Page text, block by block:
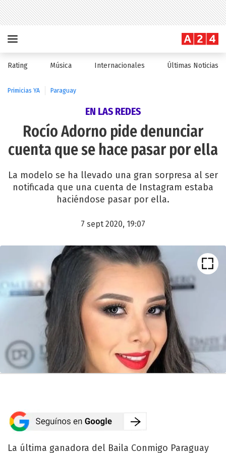
Rating Música Internacionales Últimas Noticias
Primicias YA Paraguay
EN LAS REDES
Rocío Adorno pide denunciar
cuenta que se hace pasar por ella
La modelo se ha llevado una gran sorpresa al ser
notificada que una cuenta de Instagram estaba
haciéndose pasar por ella.
7 sept 2020, 19:07
La última ganadora del Baila Conmigo Paraguay